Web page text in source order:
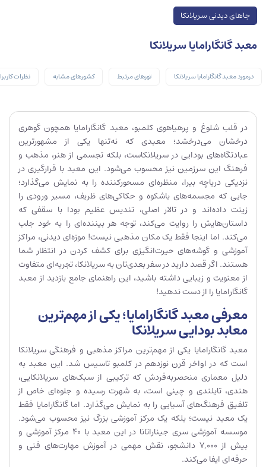
جاهای دیدنی سریلانکا
معبد گانگارامایا سریلانکا
درمورد معبد گانگارامایا سریلانکا تورهای مرتبط کشورهای مشابه نظرات
در قلب شلوغ و پرهیاهوی کلمبو، معبد گانگارامایا همچون گوهری
درخشان می‌درخشد؛ معبدی که نه‌تنها یکی از مشهورترین
عبادتگاه‌های بودایی در سریلانکاست، بلکه تجسمی از هنر، مذهب و
فرهنگ این سرزمین نیز محسوب می‌شود. این معبد با قرارگیری در
نزدیکی دریاچه بیرا، منظره‌ای مسحورکننده را به نمایش می‌گذارد؛
جایی که مجسمه‌های باشکوه و حکاکی‌های ظریف، مسیر ورودی را
زینت داده‌اند و در تالار اصلی، تندیس عظیم بودا با سقفی که
داستان‌هایش را روایت می‌کند، توجه هر بیننده‌ای را به خود جلب
می‌کند. اما اینجا فقط یک مکان مذهبی نیست! موزه‌ای دیدنی، مراکز
آموزشی و گوشه‌های حیرت‌انگیزی برای کشف کردن در انتظار شما
هستند. اگر قصد دارید در سفر بعدی‌تان به سریلانکا، تجربه‌ای متفاوت
از معنویت و زیبایی داشته باشید، این راهنمای جامع بازدید از معبد
گانگارامایا را از دست ندهید!
معرفی معبد گانگارامایا؛ یکی از مهم‌ترین
معابد بودایی سریلانکا
معبد گانگارامایا یکی از مهم‌ترین مراکز مذهبی و فرهنگی سریلانکا
است که در اواخر قرن نوزدهم در کلمبو تاسیس شد. این معبد به
دلیل معماری منحصربه‌فردش که ترکیبی از سبک‌های سریلانکایی،
هندی، تایلندی و چینی است، به شهرت رسیده و جلوه‌ای خاص از
تلفیق فرهنگ‌های آسیایی را به نمایش می‌گذارد. اما گانگارامایا فقط
یک معبد نیست؛ بلکه یک مرکز آموزشی بزرگ نیز محسوب می‌شود.
موسسه آموزشی سری جیناراتانا در این معبد با ۴۰ مرکز آموزشی و
بیش از ۷,۰۰۰ دانشجو، نقش مهمی در آموزش مهارت‌های فنی و
حرفه‌ای ایفا می‌کند.